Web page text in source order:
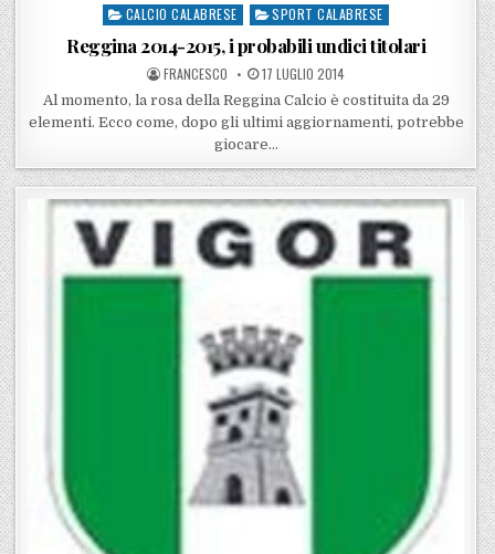
Posted in
CALCIO CALABRESE SPORT CALABRESE
Reggina 2014-2015, i probabili undici titolari
POSTED BY
FRANCESCO POSTED ON
17 LUGLIO 2014
Al momento, la rosa della Reggina Calcio è costituita da 29
elementi. Ecco come, dopo gli ultimi aggiornamenti, potrebbe
giocare…